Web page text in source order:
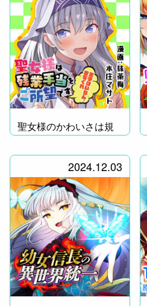
聖女様のかわいさは規
格外！
2024.12.03